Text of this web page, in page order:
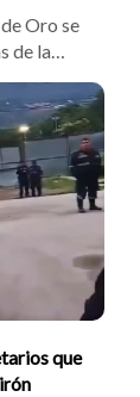
Oro se
de la
comunidad
venta de
que